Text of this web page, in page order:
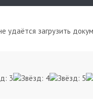
удаётся загрузить